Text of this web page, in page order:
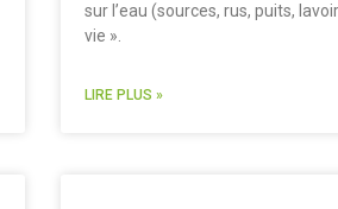
sur l’eau (sources, rus, puits,
vie ».
LIRE PLUS »